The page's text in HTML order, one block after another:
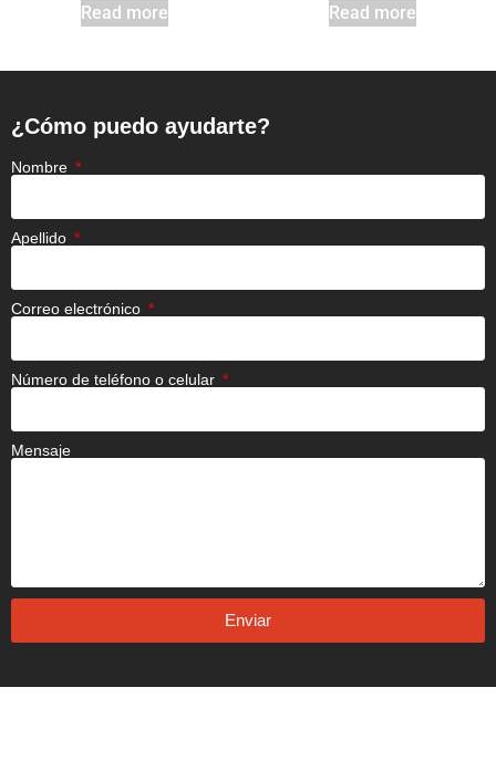
Read more Read more
¿Cómo puedo ayudarte?
Nombre
Apellido
Correo electrónico
Número de teléfono o celular
Mensaje
Enviar